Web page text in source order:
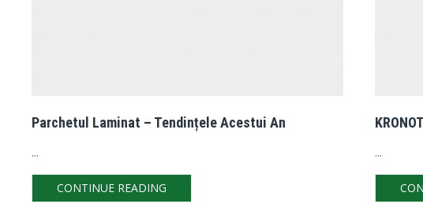
Parchetul Laminat – Tendințele Acestui An
...
CONTINUE READING
...